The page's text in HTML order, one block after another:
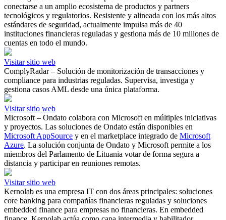
conectarse a un amplio ecosistema de productos y partners
tecnológicos y regulatorios. Resistente y alineada con los más altos
estándares de seguridad, actualmente impulsa más de 40
instituciones financieras reguladas y gestiona más de 10 millones de
cuentas en todo el mundo.
Visitar sitio web
ComplyRadar – Solución de monitorización de transacciones y
compliance para industrias reguladas. Supervisa, investiga y
gestiona casos AML desde una única plataforma.
Visitar sitio web
Microsoft – Ondato colabora con Microsoft en múltiples iniciativas
y proyectos. Las soluciones de Ondato están disponibles en
Microsoft AppSource y en el marketplace integrado de Microsoft
Azure. La solución conjunta de Ondato y Microsoft permite a los
miembros del Parlamento de Lituania votar de forma segura a
distancia y participar en reuniones remotas.
Visitar sitio web
Kernolab es una empresa IT con dos áreas principales: soluciones
core banking para compañías financieras reguladas y soluciones
embedded finance para empresas no financieras. En embedded